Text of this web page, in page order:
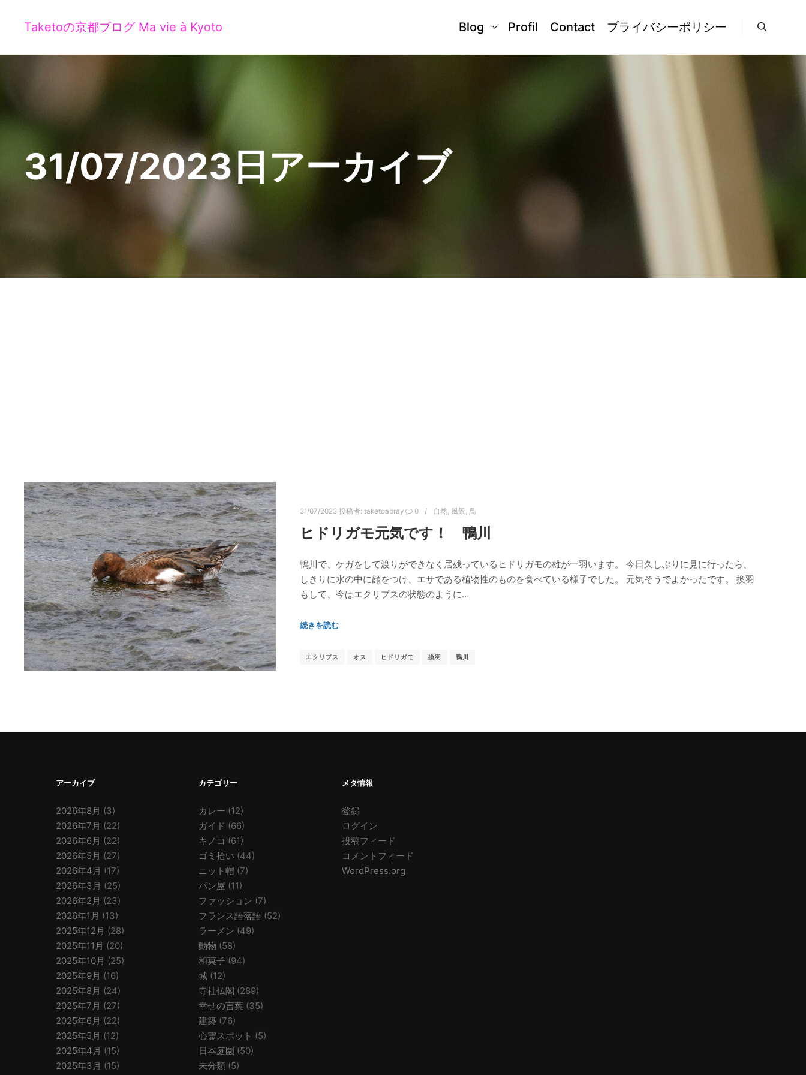
Taketoの京都ブログ Ma vie à Kyoto Blog Profil Contact プライバシーポリシー
31/07/2023日アーカイブ
31/07/2023 投稿者: taketoabray 0 自然, 風景, 鳥
ヒドリガモ元気です！ 鴨川
鴨川で、ケガをして渡りができなく居残っているヒドリガモの雄が一羽います。 今日久しぶりに見に行ったら、
しきりに水の中に顔をつけ、エサである植物性のものを食べている様子でした。 元気そうでよかったです。 換羽
もして、今はエクリプスの状態のように…
続きを読む
エクリプス オス ヒドリガモ 換羽 鴨川
アーカイブ
2026年8月 (3)
2026年7月 (22)
2026年6月 (22)
2026年5月 (27)
2026年4月 (17)
2026年3月 (25)
2026年2月 (23)
2026年1月 (13)
2025年12月 (28)
2025年11月 (20)
2025年10月 (25)
2025年9月 (16)
2025年8月 (24)
2025年7月 (27)
2025年6月 (22)
2025年5月 (12)
2025年4月 (15)
2025年3月 (15)
カテゴリー
カレー (12)
ガイド (66)
キノコ (61)
ゴミ拾い (44)
ニット帽 (7)
パン屋 (11)
ファッション (7)
フランス語落語 (52)
ラーメン (49)
動物 (58)
和菓子 (94)
城 (12)
寺社仏閣 (289)
幸せの言葉 (35)
建築 (76)
心霊スポット (5)
日本庭園 (50)
未分類 (5)
メタ情報
登録
ログイン
投稿フィード
コメントフィード
WordPress.org